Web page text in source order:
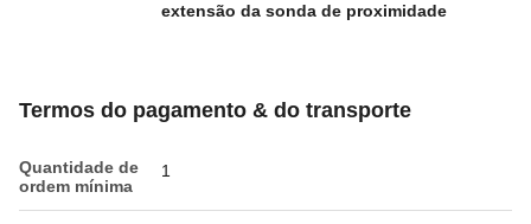
extensão da sonda de proximidade
Termos do pagamento & do transporte
Quantidade de
ordem mínima
1